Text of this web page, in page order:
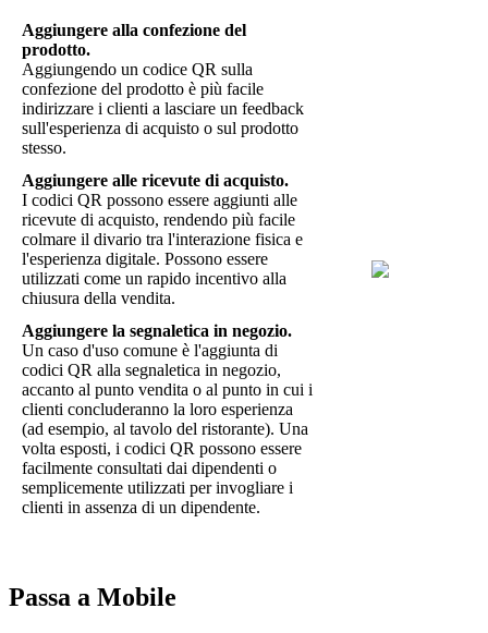
Aggiungere alla confezione del
prodotto.
Aggiungendo un codice QR sulla
confezione del prodotto è più facile
indirizzare i clienti a lasciare un feedback
sull'esperienza di acquisto o sul prodotto
stesso.
Aggiungere alle ricevute di acquisto.
I codici QR possono essere aggiunti alle
ricevute di acquisto, rendendo più facile
colmare il divario tra l'interazione fisica e
l'esperienza digitale. Possono essere
utilizzati come un rapido incentivo alla
chiusura della vendita.
Aggiungere la segnaletica in negozio.
Un caso d'uso comune è l'aggiunta di
codici QR alla segnaletica in negozio,
accanto al punto vendita o al punto in cui i
clienti concluderanno la loro esperienza
(ad esempio, al tavolo del ristorante). Una
volta esposti, i codici QR possono essere
facilmente consultati dai dipendenti o
semplicemente utilizzati per invogliare i
clienti in assenza di un dipendente.
Passa a Mobile